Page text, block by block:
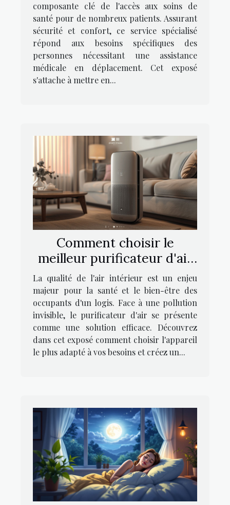
composante clé de l'accès aux soins de
santé pour de nombreux patients. Assurant
sécurité et confort, ce service spécialisé
répond aux besoins spécifiques des
personnes nécessitant une assistance
médicale en déplacement. Cet exposé
s'attache à mettre en...
Comment choisir le
meilleur purificateur d'air
pour votre foyer
La qualité de l'air intérieur est un enjeu
majeur pour la santé et le bien-être des
occupants d'un logis. Face à une pollution
invisible, le purificateur d'air se présente
comme une solution efficace. Découvrez
dans cet exposé comment choisir l'appareil
le plus adapté à vos besoins et créez un...